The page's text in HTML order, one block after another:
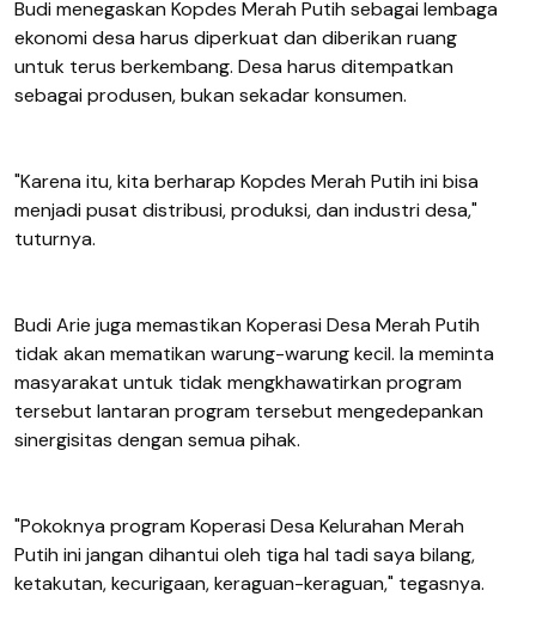
Budi menegaskan Kopdes Merah Putih sebagai lembaga
ekonomi desa harus diperkuat dan diberikan ruang
untuk terus berkembang. Desa harus ditempatkan
sebagai produsen, bukan sekadar konsumen.
"Karena itu, kita berharap Kopdes Merah Putih ini bisa
menjadi pusat distribusi, produksi, dan industri desa,"
tuturnya.
Budi Arie juga memastikan Koperasi Desa Merah Putih
tidak akan mematikan warung-warung kecil. Ia meminta
masyarakat untuk tidak mengkhawatirkan program
tersebut lantaran program tersebut mengedepankan
sinergisitas dengan semua pihak.
"Pokoknya program Koperasi Desa Kelurahan Merah
Putih ini jangan dihantui oleh tiga hal tadi saya bilang,
ketakutan, kecurigaan, keraguan-keraguan," tegasnya.